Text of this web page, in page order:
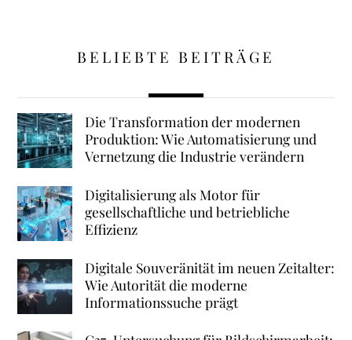
BELIEBTE BEITRÄGE
Die Transformation der modernen
Produktion: Wie Automatisierung und
Vernetzung die Industrie verändern
Digitalisierung als Motor für
gesellschaftliche und betriebliche
Effizienz
Digitale Souveränität im neuen Zeitalter:
Wie Autorität die moderne
Informationssuche prägt